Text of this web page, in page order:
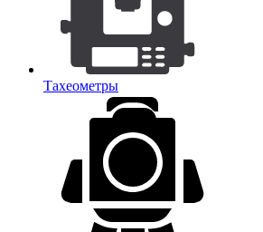
Тахеометры